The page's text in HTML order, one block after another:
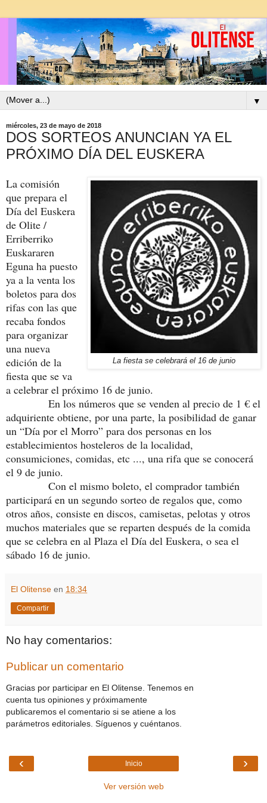
▼
miércoles, 23 de mayo de 2018
DOS SORTEOS ANUNCIAN YA EL
PRÓXIMO DÍA DEL EUSKERA
La fiesta se celebrará el 16 de junio
La comisión
que prepara el
Día del Euskera
de Olite /
Erriberriko
Euskararen
Eguna ha puesto
ya a la venta los
boletos para dos
rifas con las que
recaba fondos
para organizar
una nueva
edición de la
fiesta que se va
a celebrar el próximo 16 de junio.
En los números que se venden al precio de 1 € el
adquiriente obtiene, por una parte, la posibilidad de ganar
un “Día por el Morro” para dos personas en los
establecimientos hosteleros de la localidad,
consumiciones, comidas, etc ..., una rifa que se conocerá
el 9 de junio.
Con el mismo boleto, el comprador también
participará en un segundo sorteo de regalos que, como
otros años, consiste en discos, camisetas, pelotas y otros
muchos materiales que se reparten después de la comida
que se celebra en al Plaza el Día del Euskera, o sea el
sábado 16 de junio.
El Olitense en 18:34
Compartir
No hay comentarios:
Publicar un comentario
Gracias por participar en El Olitense. Tenemos en
cuenta tus opiniones y próximamente
publicaremos el comentario si se atiene a los
parámetros editoriales. Síguenos y cuéntanos.
‹ ›
Inicio
Ver versión web